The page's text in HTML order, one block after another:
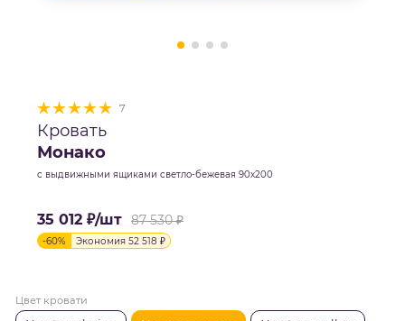
7
Кровать
Монако
с выдвижными ящиками светло-бежевая 90х200
35 012 ₽/шт 87 530₽
-60% Экономия 52 518 ₽
Цвет кровати